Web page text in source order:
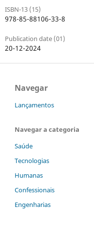
ISBN-13 (15)
978-85-88106-33-8
Publication date (01)
20-12-2024
Navegar
Lançamentos
Navegar a categoria
Saúde
Tecnologias
Humanas
Confessionais
Engenharias